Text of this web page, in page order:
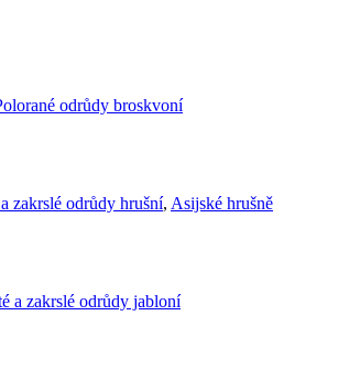
odrůdy broskvoní
zakrslé odrůdy hrušní, Asijské hrušně
a zakrslé odrůdy jabloní